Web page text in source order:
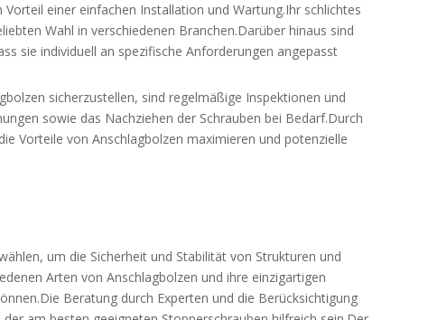
einer einfachen Installation und Wartung.Ihr schlichtes
Wahl in verschiedenen Branchen.Darüber hinaus sind
sie individuell an spezifische Anforderungen angepasst
sicherzustellen, sind regelmäßige Inspektionen und
sowie das Nachziehen der Schrauben bei Bedarf.Durch
Vorteile von Anschlagbolzen maximieren und potenzielle
um die Sicherheit und Stabilität von Strukturen und
Arten von Anschlagbolzen und ihre einzigartigen
Beratung durch Experten und die Berücksichtigung